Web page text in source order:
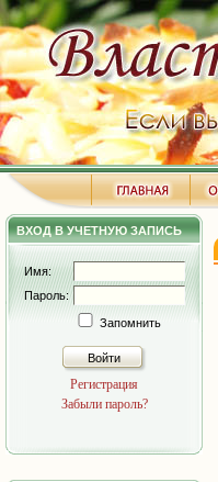
ВХОД В УЧЕТНУЮ ЗАПИСЬ
Имя:
Пароль:
Запомнить
Войти
Регистрация
Забыли пароль?